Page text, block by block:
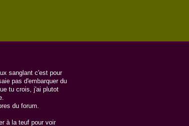
sanglant c'est pour
pas d'embarquer du
tu crois, j'ai plutot
du forum.
à la teuf pour voir